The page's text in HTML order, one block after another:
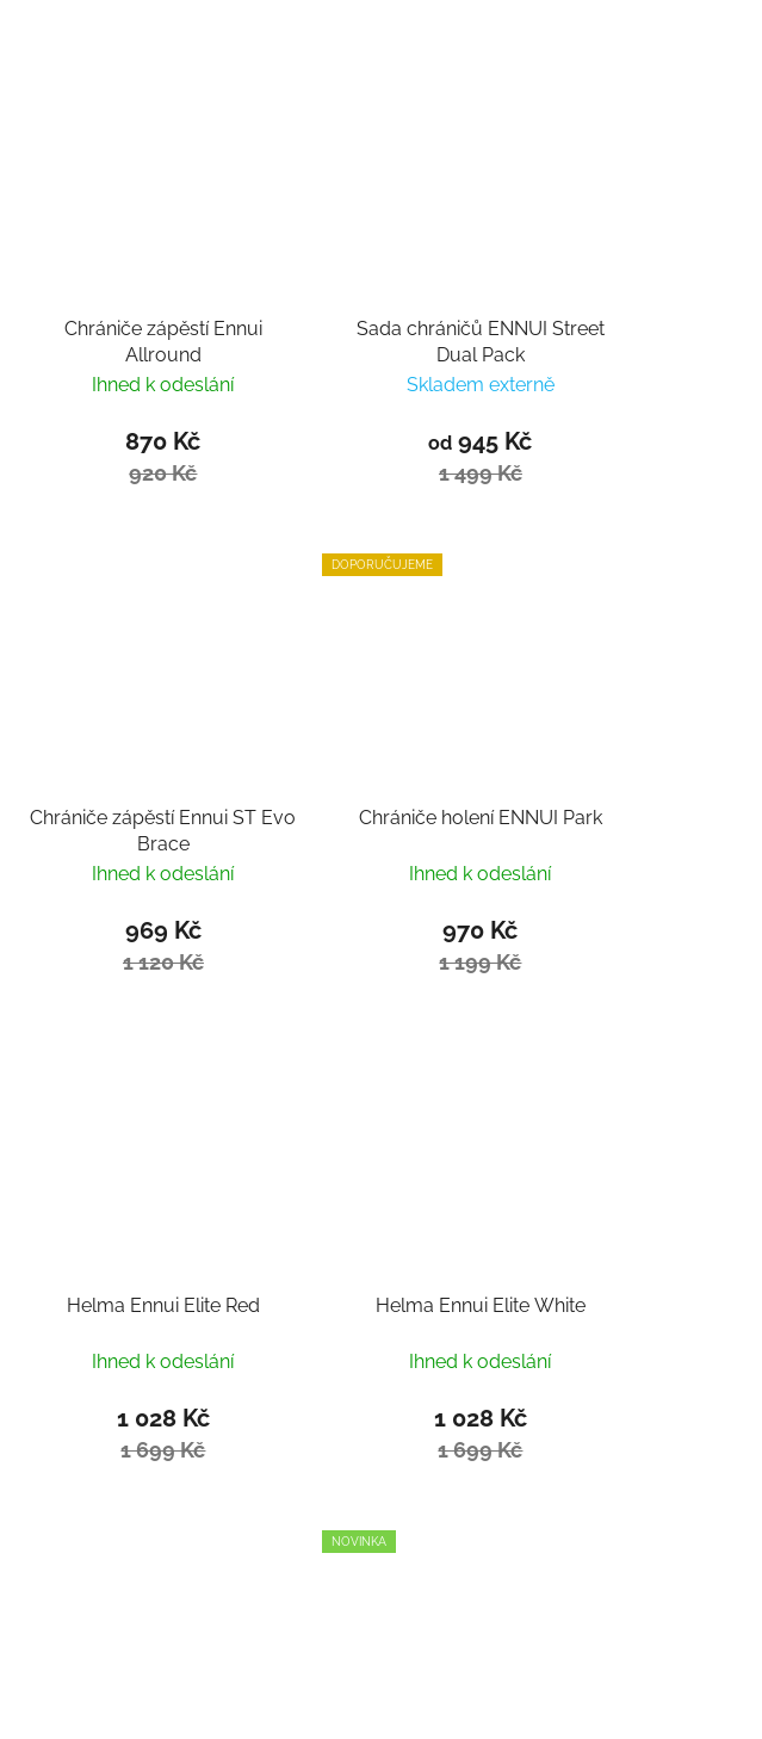
Chrániče zápěstí Ennui
Allround
Ihned k odeslání
870 Kč
920 Kč
Sada chráničů ENNUI Street
Dual Pack
Skladem externě
od 945 Kč
1 499 Kč
Chrániče zápěstí Ennui ST Evo
Brace
Ihned k odeslání
969 Kč
1 120 Kč
DOPORUČUJEME
Chrániče holení ENNUI Park
Ihned k odeslání
970 Kč
1 199 Kč
Helma Ennui Elite Red
Ihned k odeslání
1 028 Kč
1 699 Kč
Helma Ennui Elite White
Ihned k odeslání
1 028 Kč
1 699 Kč
NOVINKA